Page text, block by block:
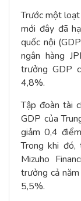
Trước một
mới đây đã
quốc nội
ngân hàng
trưởng GDP
4,8%.
Tập đoàn tài
GDP của
giảm 0,4
Trong khi đó,
Mizuho
trưởng cả
5,5%.